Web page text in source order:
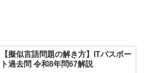
【擬似言語問題の解き方】ITパスポー
ト過去問 令和8年問67解説